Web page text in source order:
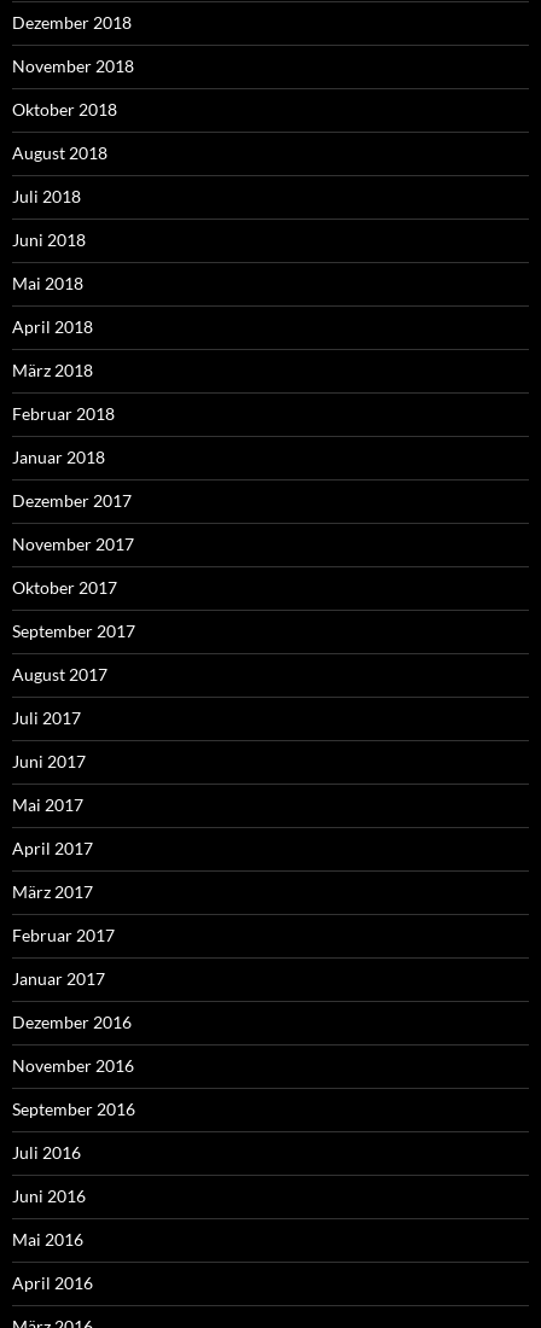
Dezember 2018
November 2018
Oktober 2018
August 2018
Juli 2018
Juni 2018
Mai 2018
April 2018
März 2018
Februar 2018
Januar 2018
Dezember 2017
November 2017
Oktober 2017
September 2017
August 2017
Juli 2017
Juni 2017
Mai 2017
April 2017
März 2017
Februar 2017
Januar 2017
Dezember 2016
November 2016
September 2016
Juli 2016
Juni 2016
Mai 2016
April 2016